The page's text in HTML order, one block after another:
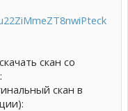
скан со
скан в